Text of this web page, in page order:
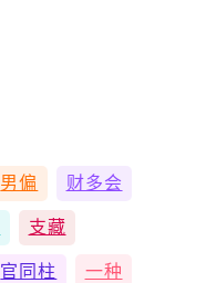
男偏 财多会
支藏
官同柱 一种